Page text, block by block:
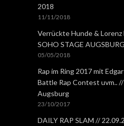
2018
11/11/2018
Verrückte Hunde &
SOHO STAGE AUGSBURG
05/05/2018
Rap im Ring 2017 mit
Battle Rap Contest uvm..
Augsburg
23/10/2017
DAILY RAP SLAM //